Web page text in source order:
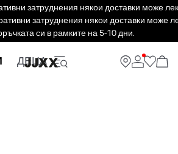
затруднения някои доставки може
затруднения някои доставки може
си в рамките на 5-10 дни.
ДЕЦА